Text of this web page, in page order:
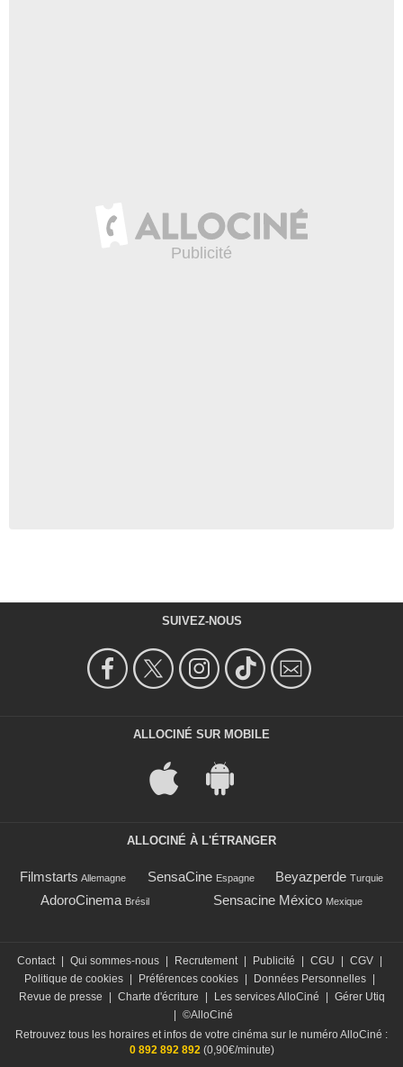
SUIVEZ-NOUS
ALLOCINÉ SUR MOBILE
ALLOCINÉ À L'ÉTRANGER
Filmstarts Allemagne SensaCine Espagne Beyazperde Turquie
AdoroCinema Brésil Sensacine México Mexique
Contact Qui sommes-nous Recrutement Publicité CGU CGV
Politique de cookies
Préférences cookies Données Personnelles
Revue de presse
Charte d'écriture Les services AlloCiné
Gérer Utiq
©AlloCiné
Retrouvez tous les horaires et infos de votre cinéma sur le numéro AlloCiné :
0 892 892 892(0,90€/minute)